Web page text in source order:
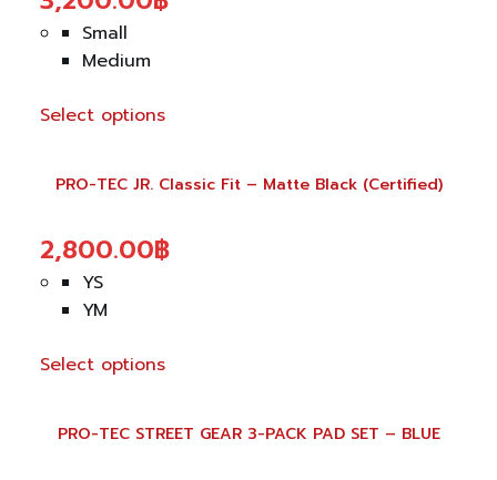
Small
Medium
Select options
The
options
be
the
page
PRO-TEC JR. Classic Fit – Matte Black (Certified)
2,800.00฿
YS
YM
Select options
has
variants.
The
options
be
thePRO-TEC STREET GEAR 3-PACK PAD SET – BLUE
has